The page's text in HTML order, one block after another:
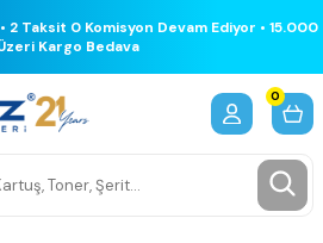
2 Taksit 0 Komisyon Devam Ediyor • 15.000
Kargo Bedava
0